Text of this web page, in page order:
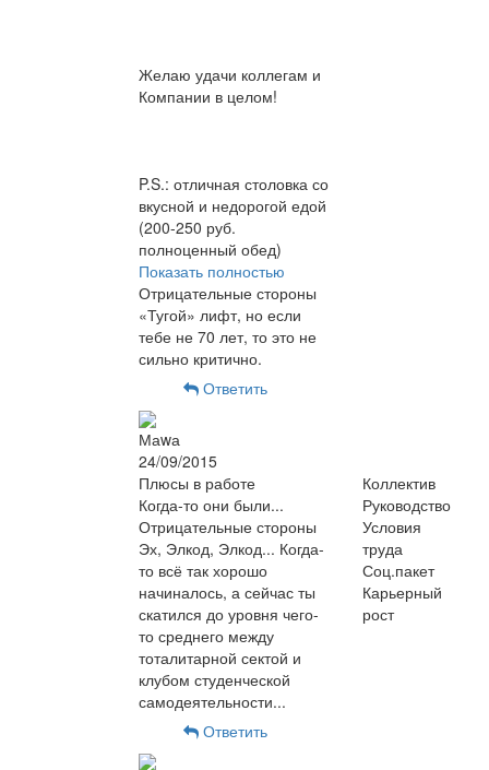
Желаю удачи коллегам и
Компании в целом!
P.S.: отличная столовка со
вкусной и недорогой едой
(200-250 руб.
полноценный обед)
Показать полностью
Отрицательные стороны
«Тугой» лифт, но если
тебе не 70 лет, то это не
сильно критично.
Ответить
Маwа
24/09/2015
Плюсы в работе
Когда-то они были...
Отрицательные стороны
Эх, Элкод, Элкод... Когда-
то всё так хорошо
начиналось, а сейчас ты
скатился до уровня чего-
то среднего между
тоталитарной сектой и
клубом студенческой
самодеятельности...
Коллектив
Руководство
Условия
труда
Соц.пакет
Карьерный
рост
Ответить